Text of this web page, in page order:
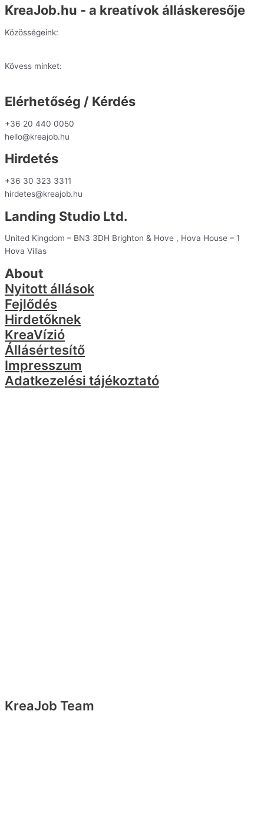
KreaJob.hu - a kreatívok álláskeresője
Közösségeink:
Kövess minket:
Elérhetőség / Kérdés
+36 20 440 0050
hello@kreajob.hu
Hirdetés
+36 30 323 3311
hirdetes@kreajob.hu
Landing Studio Ltd.
United Kingdom – BN3 3DH Brighton & Hove , Hova House – 1
Hova Villas
About
Nyitott állások
Fejlődés
Hirdetőknek
KreaVízió
Állásértesítő
Impresszum
Adatkezelési tájékoztató
KreaJob Team